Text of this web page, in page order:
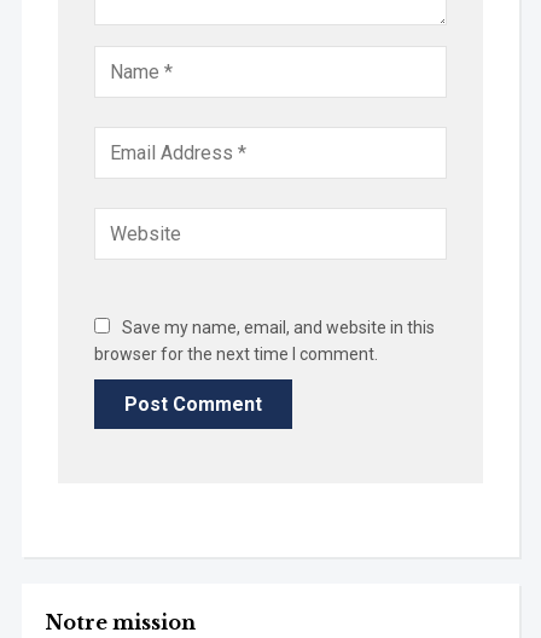
Notre mission
Save my name, email, and website in this
browser for the next time I comment.